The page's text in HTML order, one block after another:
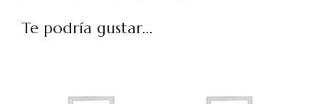
Te podría gustar...